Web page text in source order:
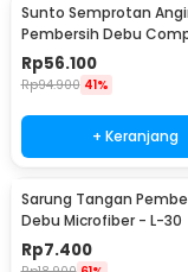
Sunto Semprotan
Pembersih Debu
Air Duster 400ml -
Rp56.100
Rp94.900 41%
+ Keranjang
Sarung Tangan
Debu Microfiber - L-30
Rp7.400